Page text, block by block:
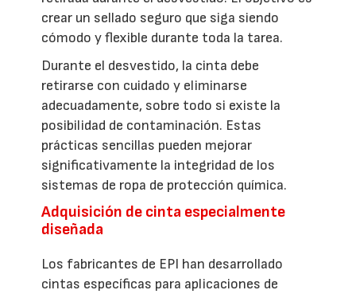
crear un sellado seguro que siga siendo
cómodo y flexible durante toda la tarea.
Durante el desvestido, la cinta debe
retirarse con cuidado y eliminarse
adecuadamente, sobre todo si existe la
posibilidad de contaminación. Estas
prácticas sencillas pueden mejorar
significativamente la integridad de los
sistemas de ropa de protección química.
Adquisición de cinta especialmente
diseñada
Los fabricantes de EPI han desarrollado
cintas específicas para aplicaciones de